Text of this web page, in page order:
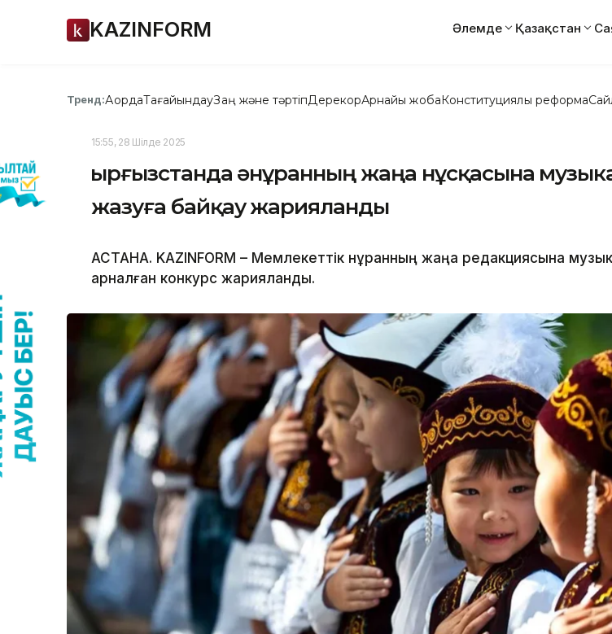
KAZINFORM Әлемде Қазақстан
Тренд:АқордаТағайындауЗаң және тәртіпДерекқорАрнайы жобаКонституциялық реформа
15:55, 28 Шілде 2025
Қырғызстанда әнұранның жаңа нұсқасына
жазуға байқау жарияланды
АСТАНА. KAZINFORM – Мемлекеттік әнұранның жаңа редакциясына
арналған конкурс жарияланды.